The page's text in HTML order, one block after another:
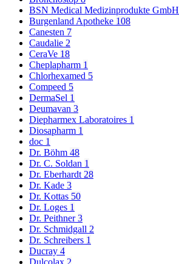
BSN Medical Medizinprodukte GmbH
Burgenland Apotheke 108
Canesten 7
Caudalie 2
CeraVe 18
Cheplapharm 1
Chlorhexamed 5
Compeed 5
DermaSel 1
Deumavan 3
Diepharmex Laboratoires 1
Diosapharm 1
doc 1
Dr. Böhm 48
Dr. C. Soldan 1
Dr. Eberhardt 28
Dr. Kade 3
Dr. Kottas 50
Dr. Loges 1
Dr. Peithner3
Dr. Schmidgall 2
Dr. Schreibers 1
Ducray 4